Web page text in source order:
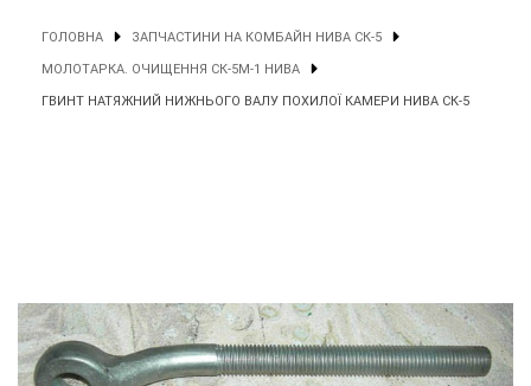
ГОЛОВНА ЗАПЧАСТИНИ НА КОМБАЙН НИВА СК-5
МОЛОТАРКА. ОЧИЩЕННЯ СК-5М-1 НИВА
ГВИНТ НАТЯЖНИЙ НИЖНЬОГО ВАЛУ ПОХИЛОЇ КАМЕРИ НИВА СК-5